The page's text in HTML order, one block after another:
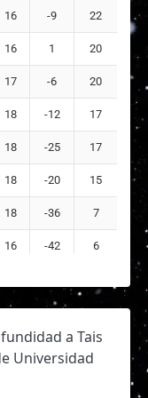
16 -9 22
16 1 20
17 -6 20
18 -12 17
18 -25 17
18 -20 15
18 -36 7
16 -42 6
a Tais
Universidad